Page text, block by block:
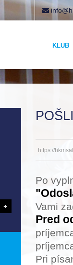
KLUB
https://
Po
Vami
Pred
Pri